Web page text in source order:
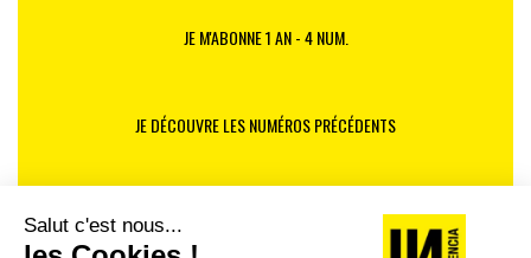
JE M'ABONNE 1 AN - 4 NUM.
JE DÉCOUVRE LES NUMÉROS PRÉCÉDENTS